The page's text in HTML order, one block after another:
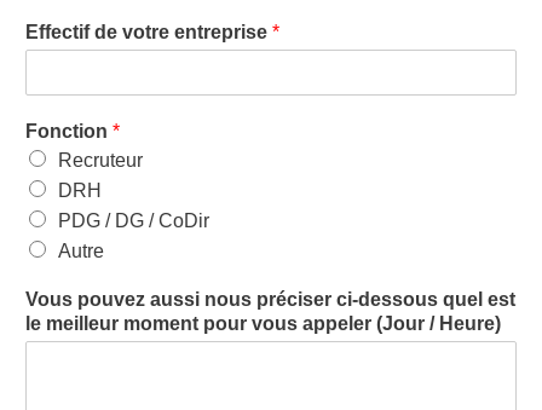
Effectif de votre entreprise *
Fonction *
Recruteur
DRH
PDG / DG / CoDir
Autre
Vous pouvez aussi nous préciser ci-dessous quel est
le meilleur moment pour vous appeler (Jour / Heure)